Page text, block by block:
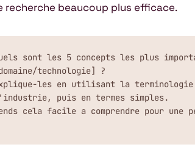
recherche beaucoup plus efficace.
sont les 5 concepts les plus
technologie] ?
les en utilisant la terminologie
puis en termes simples.
cela facile a comprendre pour une